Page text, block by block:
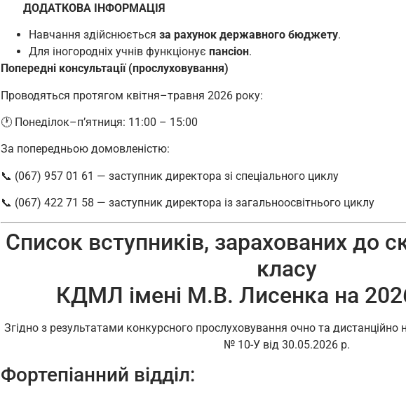
ДОДАТКОВА ІНФОРМАЦІЯ
Навчання здійснюється за рахунок державного бюджету.
Для іногородніх учнів функціонує пансіон.
Попередні консультації (прослуховування)
Проводяться протягом квітня–травня 2026 року:
🕐 Понеділок–п’ятниця: 11:00 – 15:00
За попередньою домовленістю:
📞 (067) 957 01 61 — заступник директора зі спеціального циклу
📞 (067) 422 71 58 — заступник директора із загальноосвітнього циклу
Список вступників, зарахованих до
класу
КДМЛ імені М.В. Лисенка на
Згідно з результатами конкурсного прослуховування очно та
№ 10-У від 30.05.2026 р.
Фортепіанний відділ: